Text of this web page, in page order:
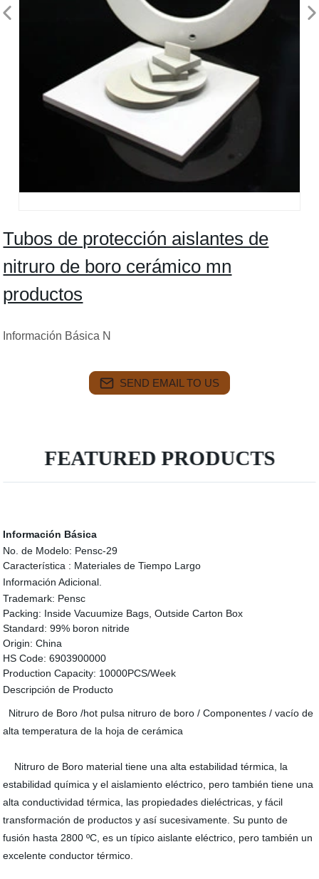
Tubos de protección aislantes de
nitruro de boro cerámico mn
productos
Información Básica N
SEND EMAIL TO US
FEATURED PRODUCTS
Información Básica
No. de Modelo: Pensc-29
Característica : Materiales de Tiempo Largo
Información Adicional.
Trademark: Pensc
Packing: Inside Vacuumize Bags, Outside Carton Box
Standard: 99% boron nitride
Origin: China
HS Code: 6903900000
Production Capacity: 10000PCS/Week
Descripción de Producto
Nitruro de Boro /hot pulsa nitruro de boro / Componentes / vacío de
alta temperatura de la hoja de cerámica
Nitruro de Boro material tiene una alta estabilidad térmica, la
estabilidad química y el aislamiento eléctrico, pero también tiene una
alta conductividad térmica, las propiedades dieléctricas, y fácil
transformación de productos y así sucesivamente. Su punto de
fusión hasta 2800 ºC, es un típico aislante eléctrico, pero también un
excelente conductor térmico.